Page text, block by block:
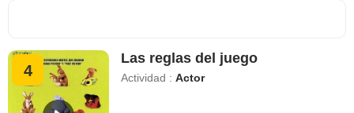
4
Las reglas del juego
Actividad :Actor